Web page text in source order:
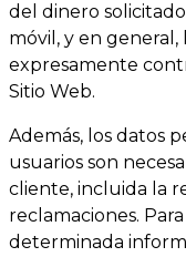
del dinero
móvil, y en general,
expresamente
Sitio Web.
Además, los datos
usuarios son
cliente, incluida la
reclamaciones.
determinada